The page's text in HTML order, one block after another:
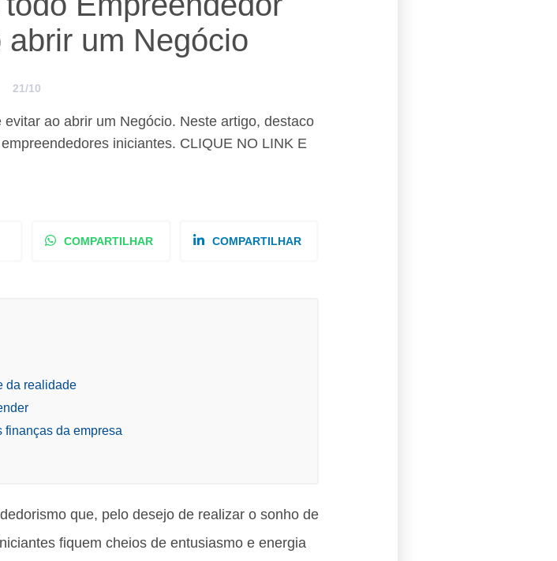
um Negócio
21/10
ao abrir um Negócio. Neste artigo, destaco
iniciantes. CLIQUE NO LINK E
COMPARTILHAR COMPARTILHAR
da realidade
finanças da empresa
que, pelo desejo de realizar o sonho de
fiquem cheios de entusiasmo e energia